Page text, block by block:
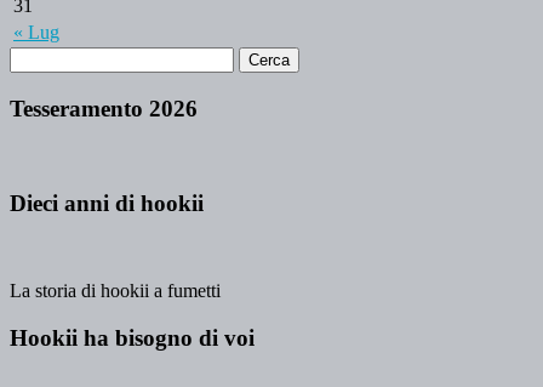
« Lug
31
Tesseramento 2026
Dieci anni di hookii
La storia di hookii a fumetti
Hookii ha bisogno di voi